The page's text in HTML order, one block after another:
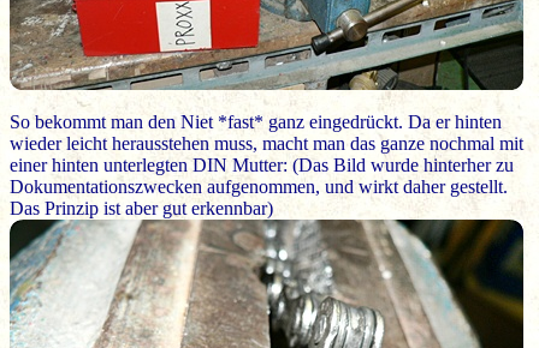
So bekommt man den Niet *fast* ganz eingedrückt. Da er hinten
wieder leicht herausstehen muss, macht man das ganze nochmal mit
einer hinten unterlegten DIN Mutter: (Das Bild wurde hinterher zu
Dokumentationszwecken aufgenommen, und wirkt daher gestellt.
Das Prinzip ist aber gut erkennbar)